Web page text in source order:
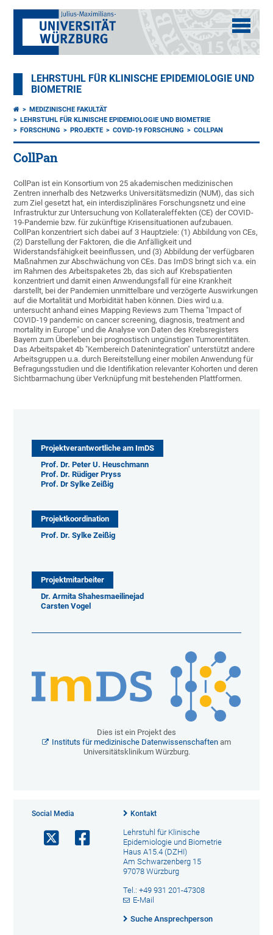
LEHRSTUHL FÜR KLINISCHE EPIDEMIOLOGIE UND
BIOMETRIE
MEDIZINISCHE FAKULTÄT
LEHRSTUHL FÜR KLINISCHE EPIDEMIOLOGIE UND BIOMETRIE
FORSCHUNG
PROJEKTE COVID-19 FORSCHUNG COLLPAN
CollPan
CollPan ist ein Konsortium von 25 akademischen medizinischen
Zentren innerhalb des Netzwerks Universitätsmedizin (NUM), das sich
zum Ziel gesetzt hat, ein interdisziplinäres Forschungsnetz und eine
Infrastruktur zur Untersuchung von Kollateraleffekten (CE) der COVID-
19-Pandemie bzw. für zukünftige Krisensituationen aufzubauen.
CollPan konzentriert sich dabei auf 3 Hauptziele: (1) Abbildung von CEs,
(2) Darstellung der Faktoren, die die Anfälligkeit und
Widerstandsfähigkeit beeinflussen, und (3) Abbildung der verfügbaren
Maßnahmen zur Abschwächung von CEs. Das ImDS bringt sich v.a. ein
im Rahmen des Arbeitspaketes 2b, das sich auf Krebspatienten
konzentriert und damit einen Anwendungsfall für eine Krankheit
darstellt, bei der Pandemien unmittelbare und verzögerte Auswirkungen
auf die Mortalität und Morbidität haben können. Dies wird u.a.
untersucht anhand eines Mapping Reviews zum Thema "Impact of
COVID-19 pandemic on cancer screening, diagnosis, treatment and
mortality in Europe" und die Analyse von Daten des Krebsregisters
Bayern zum Überleben bei prognostisch ungünstigen Tumorentitäten.
Das Arbeitspaket 4b "Kernbereich Datenintegration" unterstützt andere
Arbeitsgruppen u.a. durch Bereitstellung einer mobilen Anwendung für
Befragungsstudien und die Identifikation relevanter Kohorten und deren
Sichtbarmachung über Verknüpfung mit bestehenden Plattformen.
Projektverantwortliche am ImDS
Prof. Dr. Peter U. Heuschmann
Prof. Dr. Rüdiger Pryss
Prof. Dr Sylke Zeißig
Projektkoordination
Prof. Dr. Sylke Zeißig
Projektmitarbeiter
​​​​​Dr. Armita Shahesmaeilinejad
Carsten Vogel
Dies ist ein Projekt des
Instituts für medizinische Datenwissenschaften am
Universitätsklinikum Würzburg.
Social Media Kontakt
Lehrstuhl für Klinische
Epidemiologie und Biometrie
Haus A15.4 (DZHI)
Am Schwarzenberg 15
97078 Würzburg
Tel.: +49 931 201-47308
E-Mail
Suche Ansprechperson